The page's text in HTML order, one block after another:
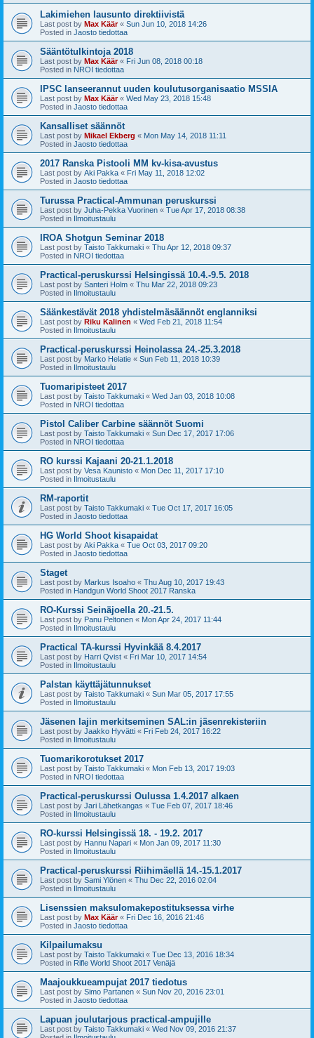
Lakimiehen lausunto direktiivistä
Last post by Max Käär« Sun Jun 10, 2018 14:26
Posted in Jaosto tiedottaa
Sääntötulkintoja 2018
Last post by Max Käär« Fri Jun 08, 2018 00:18
Posted in NROI tiedottaa
IPSC lanseerannut uuden koulutusorganisaatio MSSIA
Last post by Max Käär« Wed May 23, 2018 15:48
Posted in Jaosto tiedottaa
Kansalliset säännöt
Last post by Mikael Ekberg « Mon May 14, 2018 11:11
Posted in Jaosto tiedottaa
2017 Ranska Pistooli MM kv-kisa-avustus
Last post by Aki Pakka « Fri May 11, 2018 12:02
Posted in Jaosto tiedottaa
Turussa Practical-Ammunan peruskurssi
Last post by Juha-Pekka Vuorinen « Tue Apr 17, 2018 08:38
Posted in Ilmoitustaulu
IROA Shotgun Seminar 2018
Last post by Taisto Takkumaki « Thu Apr 12, 2018 09:37
Posted in NROI tiedottaa
Practical-peruskurssi Helsingissä 10.4.-9.5. 2018
Last post by Santeri Holm « Thu Mar 22, 2018 09:23
Posted in Ilmoitustaulu
Säänkestävät 2018 yhdistelmäsäännöt englanniksi
Last post by Riku Kalinen « Wed Feb 21, 2018 11:54
Posted in Ilmoitustaulu
Practical-peruskurssi Heinolassa 24.-25.3.2018
Last post by Marko Helatie « Sun Feb 11, 2018 10:39
Posted in Ilmoitustaulu
Tuomaripisteet 2017
Last post by Taisto Takkumaki « Wed Jan 03, 2018 10:08
Posted in NROI tiedottaa
Pistol Caliber Carbine säännöt Suomi
Last post by Taisto Takkumaki « Sun Dec 17, 2017 17:06
Posted in NROI tiedottaa
RO kurssi Kajaani 20-21.1.2018
Last post by Vesa Kaunisto « Mon Dec 11, 2017 17:10
Posted in Ilmoitustaulu
RM-raportit
Last post by Taisto Takkumaki « Tue Oct 17, 2017 16:05
Posted in Jaosto tiedottaa
HG World Shoot kisapaidat
Last post by Aki Pakka « Tue Oct 03, 2017 09:20
Posted in Jaosto tiedottaa
Staget
Last post by Markus Isoaho « Thu Aug 10, 2017 19:43
Posted in Handgun World Shoot 2017 Ranska
RO-Kurssi Seinäjoella 20.-21.5.
Last post by Panu Peltonen « Mon Apr 24, 2017 11:44
Posted in Ilmoitustaulu
Practical TA-kurssi Hyvinkää 8.4.2017
Last post by Harri Qvist « Fri Mar 10, 2017 14:54
Posted in Ilmoitustaulu
Palstan käyttäjätunnukset
Last post by Taisto Takkumaki « Sun Mar 05, 2017 17:55
Posted in Ilmoitustaulu
Jäsenen lajin merkitseminen SAL:in jäsenrekisteriin
Last post by Jaakko Hyvätti « Fri Feb 24, 2017 16:22
Posted in Ilmoitustaulu
Tuomarikorotukset 2017
Last post by Taisto Takkumaki « Mon Feb 13, 2017 19:03
Posted in NROI tiedottaa
Practical-peruskurssi Oulussa 1.4.2017 alkaen
Last post by Jari Lähetkangas « Tue Feb 07, 2017 18:46
Posted in Ilmoitustaulu
RO-kurssi Helsingissä 18. - 19.2. 2017
Last post by Hannu Napari « Mon Jan 09, 2017 11:30
Posted in Ilmoitustaulu
Practical-peruskurssi Riihimäellä 14.-15.1.2017
Last post by Sami Ylönen « Thu Dec 22, 2016 02:04
Posted in Ilmoitustaulu
Lisenssien maksulomakepostituksessa virhe
Last post by Max Käär« Fri Dec 16, 2016 21:46
Posted in Jaosto tiedottaa
Kilpailumaksu
Last post by Taisto Takkumaki « Tue Dec 13, 2016 18:34
Posted in Rifle World Shoot 2017 Venäjä
Maajoukkueampujat 2017 tiedotus
Last post by Simo Partanen « Sun Nov 20, 2016 23:01
Posted in Jaosto tiedottaa
Lapuan joulutarjous practical-ampujille
Last post by Taisto Takkumaki « Wed Nov 09, 2016 21:37